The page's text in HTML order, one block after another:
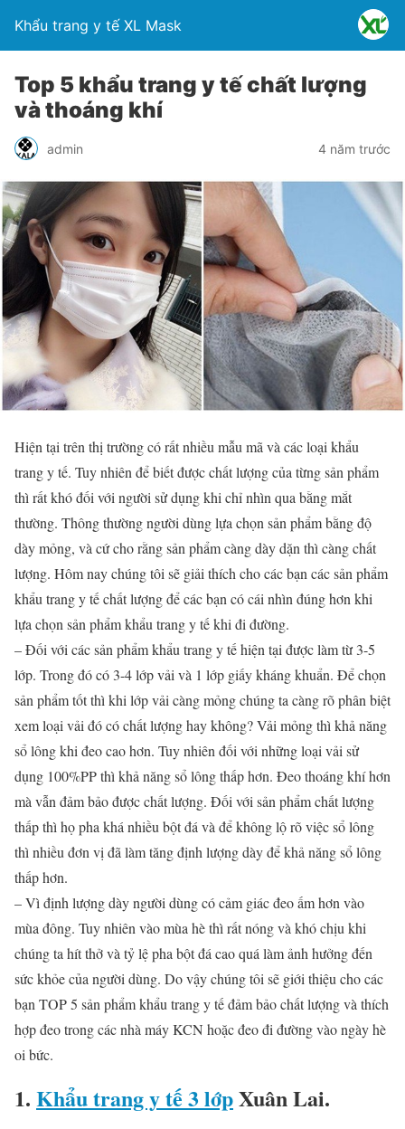
Khẩu trang y tế XL Mask
Top 5 khẩu trang y tế chất lượng
và thoáng khí
admin 4 năm trước
Hiện tại trên thị trường có rất nhiều mẫu mã và các loại khẩu
trang y tế. Tuy nhiên để biết được chất lượng của từng sản phẩm
thì rất khó đối với người sử dụng khi chỉ nhìn qua bằng mắt
thường. Thông thường người dùng lựa chọn sản phẩm bằng độ
dày mỏng, và cứ cho rằng sản phẩm càng dày dặn thì càng chất
lượng. Hôm nay chúng tôi sẽ giải thích cho các bạn các sản phẩm
khẩu trang y tế chất lượng để các bạn có cái nhìn đúng hơn khi
lựa chọn sản phẩm khẩu trang y tế khi đi đường.
– Đối với các sản phẩm khẩu trang y tế hiện tại được làm từ 3-5
lớp. Trong đó có 3-4 lớp vải và 1 lớp giấy kháng khuẩn. Để chọn
sản phẩm tốt thì khi lớp vải càng mỏng chúng ta càng rõ phân biệt
xem loại vải đó có chất lượng hay không? Vải mỏng thì khả năng
sổ lông khi đeo cao hơn. Tuy nhiên đối với những loại vải sử
dụng 100%PP thì khả năng sổ lông thấp hơn. Đeo thoáng khí hơn
mà vẫn đảm bảo được chất lượng. Đối với sản phẩm chất lượng
thấp thì họ pha khá nhiều bột đá và để không lộ rõ việc sổ lông
thì nhiều đơn vị đã làm tăng định lượng dày để khả năng sổ lông
thấp hơn.
– Vì định lượng dày người dùng có cảm giác đeo ấm hơn vào
mùa đông. Tuy nhiên vào mùa hè thì rất nóng và khó chịu khi
chúng ta hít thở và tỷ lệ pha bột đá cao quá làm ảnh hưởng đến
sức khỏe của người dùng. Do vậy chúng tôi sẽ giới thiệu cho các
bạn TOP 5 sản phẩm khẩu trang y tế đảm bảo chất lượng và thích
hợp đeo trong các nhà máy KCN hoặc đeo đi đường vào ngày hè
oi bức.
1. Khẩu trang y tế 3 lớpXuân Lai.